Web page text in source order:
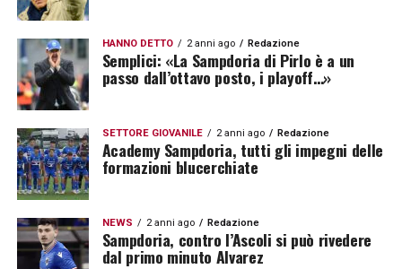
HANNO DETTO 2 anni ago Redazione
Semplici: «La Sampdoria di Pirlo è a un
passo dall’ottavo posto, i playoff…»
SETTORE GIOVANILE 2 anni ago Redazione
Academy Sampdoria, tutti gli impegni delle
formazioni blucerchiate
NEWS 2 anni ago Redazione
Sampdoria, contro l’Ascoli si può rivedere
dal primo minuto Alvarez